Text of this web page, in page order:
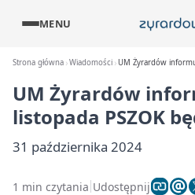
MENU
Strona główna Wiadomości UM Żyrardów
UM Żyrardów
listopada PSZOK
31 października 2024
1 min czytania Udostępnij